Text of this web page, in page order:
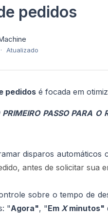
pedidos
Atualizado
pedidos é focada em
PASSO PARA O
disparos automáticos
antes de solicitar sua
sobre o tempo de
"Agora", "EmXminutos"